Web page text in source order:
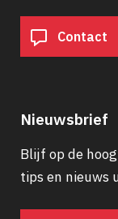
Contact
Nieuwsbrief
Blijf op de
tips en nieuws